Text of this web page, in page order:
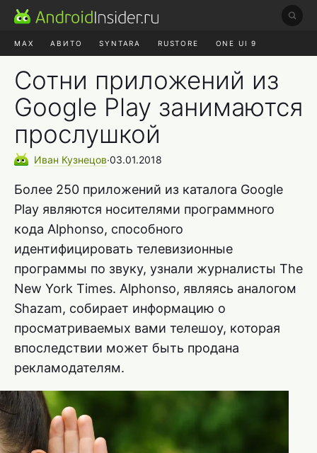
MAX АВИТО SYNTARA RUSTORE ONE UI 9
Сотни приложений из
Google Play занимаются
прослушкой
Иван Кузнецов∙03.01.2018
Более 250 приложений из каталога Google
Play являются носителями программного
кода Alphonso, способного
идентифицировать телевизионные
программы по звуку, узнали журналисты The
New York Times. Alphonso, являясь аналогом
Shazam, собирает информацию о
просматриваемых вами телешоу, которая
впоследствии может быть продана
рекламодателям.